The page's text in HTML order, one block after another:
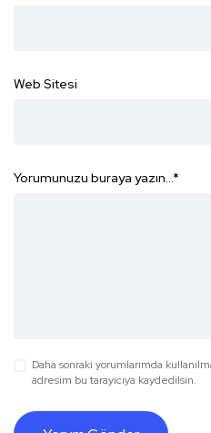
Web Sitesi
Yorumunuzu buraya yazın...*
Daha sonraki yorumlarımda
adresim bu tarayıcıya kaydedilsin.